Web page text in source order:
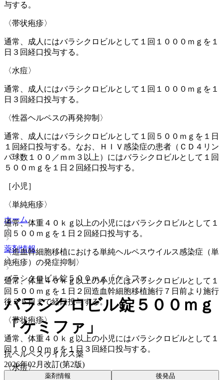
与する。
〈帯状疱疹〉
通常、成人にはバラシクロビルとして１回１０００ｍｇを１
日３回経口投与する。
〈水痘〉
通常、成人にはバラシクロビルとして１回１０００ｍｇを１
日３回経口投与する。
〈性器ヘルペスの再発抑制〉
通常、成人にはバラシクロビルとして１回５００ｍｇを１日
１回経口投与する。なお、ＨＩＶ感染症の患者（ＣＤ４リン
パ球数１００／ｍｍ３以上）にはバラシクロビルとして１回
５００ｍｇを１日２回経口投与する。
［小児］
〈単純疱疹〉
通常、体重４０ｋｇ以上の小児にはバラシクロビルとして１
回５００ｍｇを１日２回経口投与する。
〈造血幹細胞移植における単純ヘルペスウイルス感染症（単
純疱疹）の発症抑制〉
通常、体重４０ｋｇ以上の小児にはバラシクロビルとして１
回５００ｍｇを１日２回造血幹細胞移植施行７日前より施行
後３５日まで経口投与する。
〈帯状疱疹〉
通常、体重４０ｋｇ以上の小児にはバラシクロビルとして１
回１０００ｍｇを１日３回経口投与する。
〈水痘〉
ホーム
薬剤情報
バラシクロビル錠５００ｍｇ「ケミファ」
バラシクロビル錠５００ｍｇ
「ケミファ」
抗ヘルペスウイルス薬
2026年02月改訂(第2版)
薬剤情報 後発品